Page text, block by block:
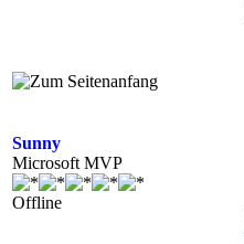
Sunny
Microsoft MVP
Offline